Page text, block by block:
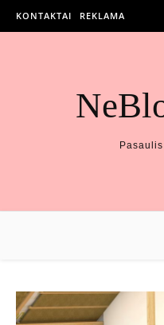
KONTAKTAI REKLAMA